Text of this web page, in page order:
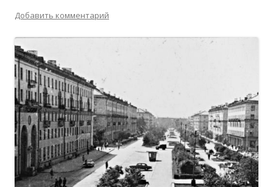
Добавить комментарий